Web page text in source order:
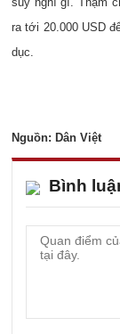
ra tới 20.000 USD
dục.
Nguồn: Dân Việt
Bình